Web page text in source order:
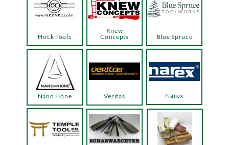
Hock Tools
Knew
Concepts
Blue Spruce
Narex
Veritas
Nano Hone